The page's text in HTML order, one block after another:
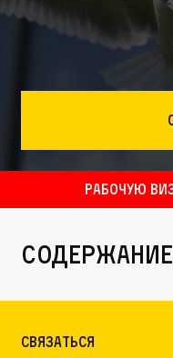
Рабочую
содержание
Связаться